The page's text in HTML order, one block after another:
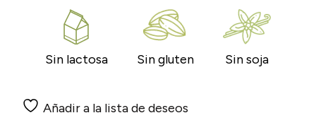
Sin lactosa Sin gluten Sin soja
Añadir a la lista de deseos